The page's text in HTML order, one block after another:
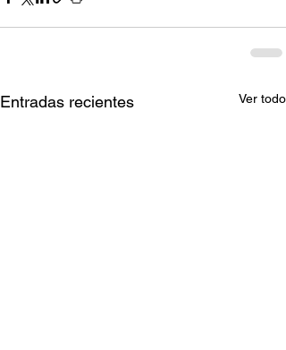
Entradas recientes Ver todo